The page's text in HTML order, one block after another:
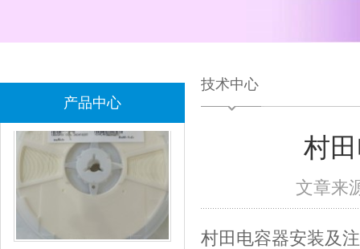
产品中心
技术中心
村
文章来
村田电容器安装及